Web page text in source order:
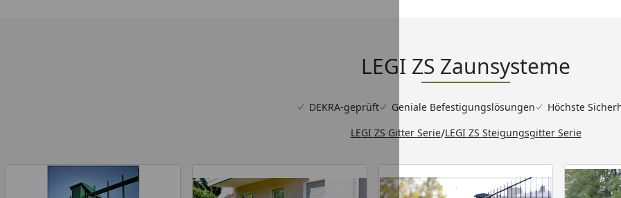
LEGI ZS Zaunsysteme
DEKRA-geprüft Geniale Befestigungslösungen
Höchste
LEGI ZS Gitter Serie/LEGI ZS Steigungsgitter Serie